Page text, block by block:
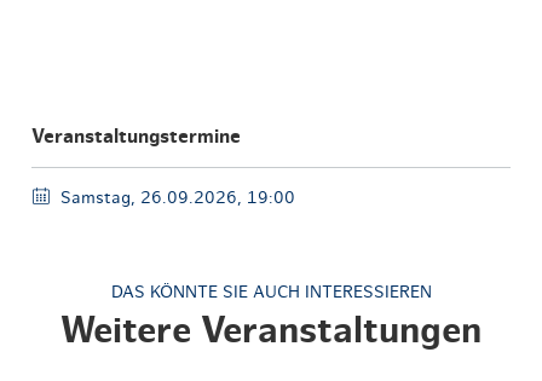
Veranstaltungstermine
Samstag, 26.09.2026, 19:00
DAS KÖNNTE SIE AUCH INTERESSIEREN
Weitere Veranstaltungen